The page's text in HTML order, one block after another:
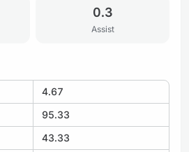
0.3
Assist
4.67
95.33
43.33